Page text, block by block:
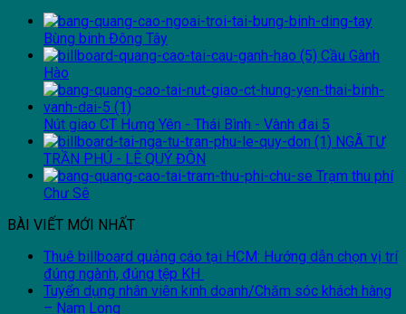
Bùng binh Đông Tây
Cầu Gành
Hào
Nút giao CT Hưng Yên - Thái Bình - Vành đai 5
NGÃ TƯ
TRẦN PHÚ - LÊ QUÝ ĐÔN
Trạm thu phí
Chư Sê
BÀI VIẾT MỚI NHẤT
Thuê billboard quảng cáo tại HCM: Hướng dẫn chọn vị trí
đúng ngành, đúng tệp KH
Tuyển dụng nhân viên kinh doanh/Chăm sóc khách hàng
– Nam Long